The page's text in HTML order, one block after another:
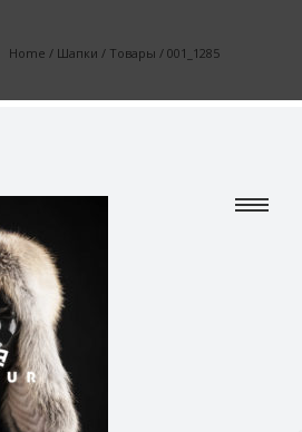
Home / Шапки / Товары / 001_1285